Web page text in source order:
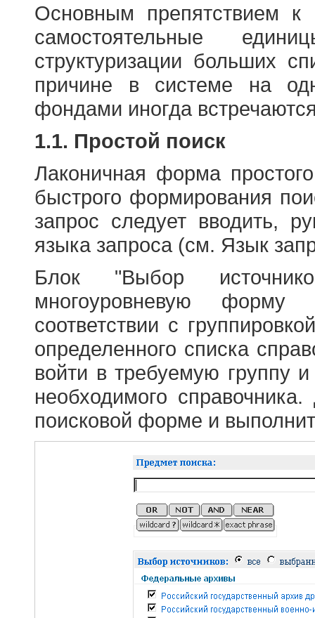
Основным препятствием
самостоятельные
структуризации больших
причине в системе на
фондами иногда
1.1. Простой поиск
Лаконичная форма
быстрого формирования
запрос следует вводить,
языка запроса (см. Язык
Блок "Выбор
многоуровневую форму
соответствии с
определенного списка
войти в требуемую группу и
необходимого
поисковой форме и